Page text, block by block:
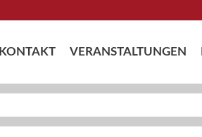
KONTAKT VERANSTALTUNGEN